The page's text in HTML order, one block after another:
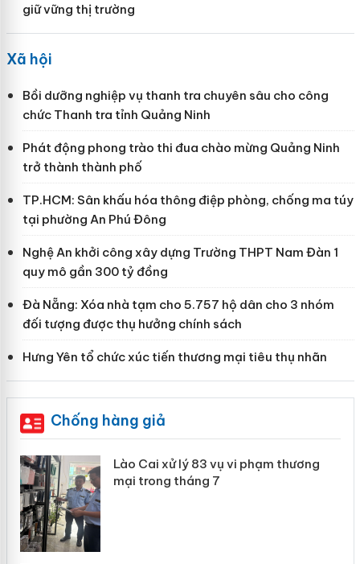
giữ vững thị trường
Xã hội
Bồi dưỡng nghiệp vụ thanh tra chuyên sâu cho công
chức Thanh tra tỉnh Quảng Ninh
Phát động phong trào thi đua chào mừng Quảng Ninh
trở thành thành phố
TP.HCM: Sân khấu hóa thông điệp phòng, chống ma túy
tại phường An Phú Đông
Nghệ An khởi công xây dựng Trường THPT Nam Đàn 1
quy mô gần 300 tỷ đồng
Đà Nẵng: Xóa nhà tạm cho 5.757 hộ dân cho 3 nhóm
đối tượng được thụ hưởng chính sách
Hưng Yên tổ chức xúc tiến thương mại tiêu thụ nhãn
Chống hàng giả
Lào Cai xử lý 83 vụ vi phạm thương
mại trong tháng 7